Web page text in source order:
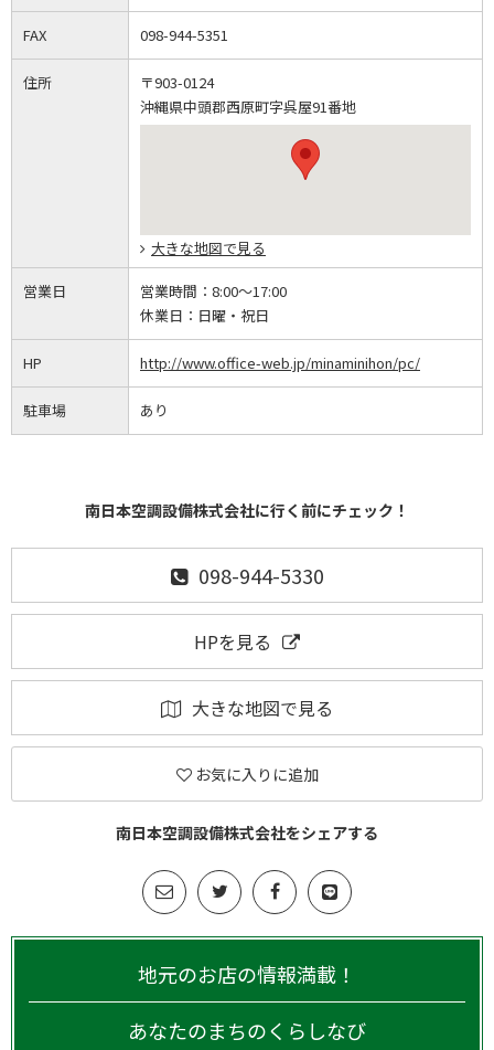
FAX 098-944-5351
住所
〒903-0124
沖縄県中頭郡西原町字呉屋91番地
大きな地図で見る
営業日 営業時間： 8:00～17:00
休業日： 日曜・祝日
HP http://www.office-web.jp/minaminihon/pc/
駐車場 あり
南日本空調設備株式会社に行く前にチェック！
098-944-5330
HPを見る
大きな地図で見る
お気に入りに追加
南日本空調設備株式会社をシェアする
地元のお店の情報満載！
あなたのまちのくらしなび